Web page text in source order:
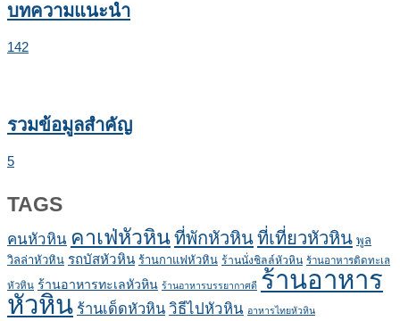
บทความแนะนำ
142
รวมข้อมูลสำคัญ
5
TAGS
คนหัวหิน คาเฟ่หัวหินที่พักหัวหินที่เที่ยวหัวหิน พูล
วิลล่าหัวหิน รถบัสหัวหิน ร้านกาแฟหัวหิน ร้านนั่งชิลล์หัวหิน ร้านอาหารติดทะเล
หัวหิน ร้านอาหารทะเลหัวหิน ร้านอาหารบรรยากาศดี ร้านอาหาร
หัวหิน ร้านเด็ดหัวหิน วิธีไปหัวหิน อาหารไทยหัวหิน